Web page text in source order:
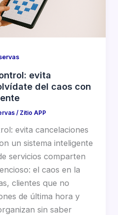
evita
del caos con
/ Zitio APP
evita cancelaciones
un sistema inteligente
servicios comparten
el caos en la
clientes que no
de última hora y
sin saber